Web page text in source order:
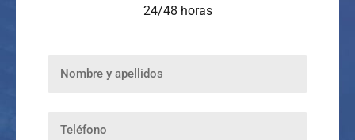
24/48 horas